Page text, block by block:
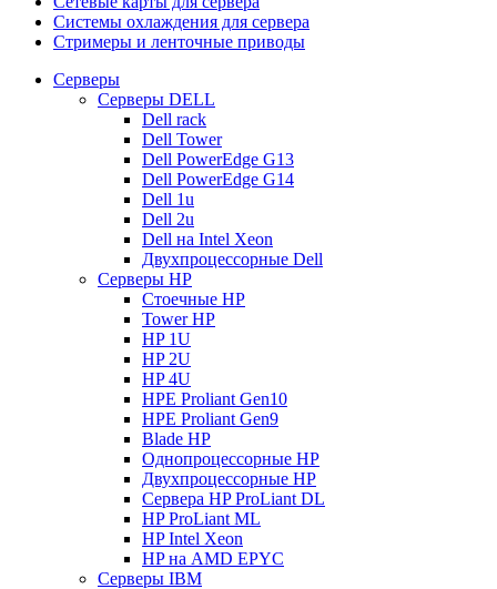
Системы охлаждения для сервера
Стримеры и ленточные приводы
Серверы
Серверы DELL
Dell rack
Dell Tower
Dell PowerEdge G13
Dell PowerEdge G14
Dell 1u
Dell 2u
Dell на Intel Xeon
Двухпроцессорные Dell
Серверы HP
Стоечные HP
Tower HP
HP 1U
HP 2U
HP 4U
HPE Proliant Gen10
HPE Proliant Gen9
Blade HP
Однопроцессорные HP
Двухпроцессорные HP
Сервера HP ProLiant DL
HP ProLiant ML
HP Intel Xeon
HP на AMD EPYC
Серверы IBM